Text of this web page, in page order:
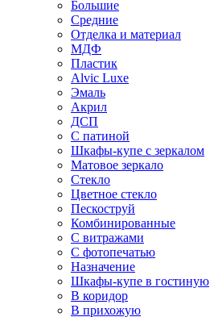
Большие
Средние
Отделка и материал
МДФ
Пластик
Alvic Luxe
Эмаль
Акрил
ДСП
С патиной
Шкафы-купе с зеркалом
Матовое зеркало
Стекло
Цветное стекло
Пескоструй
Комбинированные
С витражами
С фотопечатью
Назначение
Шкафы-купе в гостиную
В коридор
В прихожую